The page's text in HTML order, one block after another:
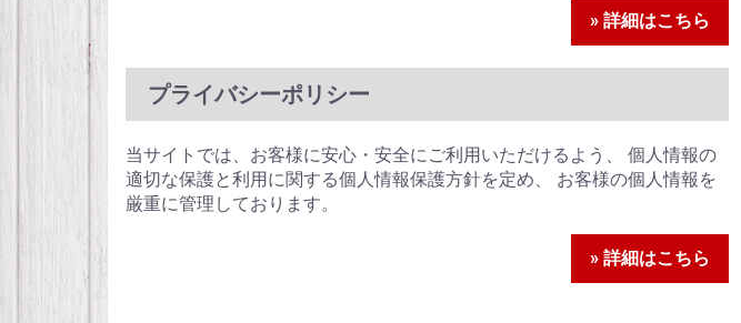
» 詳細はこちら
プライバシーポリシー
当サイトでは、お客様に安心・安全にご利用いただけるよう、 個人情報の
適切な保護と利用に関する個人情報保護方針を定め、 お客様の個人情報を
厳重に管理しております。
» 詳細はこちら